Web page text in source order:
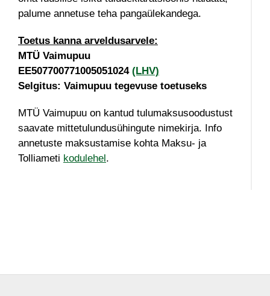
palume annetuse teha pangaülekandega.
Toetus kanna arveldusarvele:
MTÜ Vaimupuu
EE507700771005051024 (LHV)
Selgitus: Vaimupuu tegevuse toetuseks
MTÜ Vaimupuu on kantud tulumaksusoodustust
saavate mittetulundusühingute nimekirja. Info
annetuste maksustamise kohta Maksu- ja
Tolliameti kodulehel.